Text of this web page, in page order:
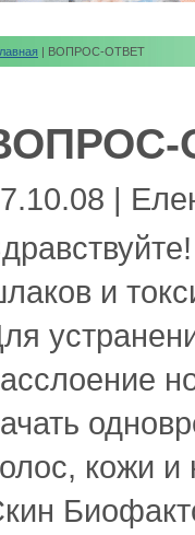
| ВОПРОС-ОТВЕТ
|
и
кожи